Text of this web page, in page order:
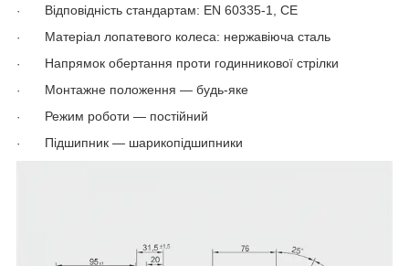
· Відповідність стандартам: EN 60335-1, CE
· Матеріал лопатевого колеса: нержавіюча сталь
· Напрямок обертання проти годинникової стрілки
· Монтажне положення ― будь-яке
· Режим роботи ― постійний
· Підшипник ― шарикопідшипники